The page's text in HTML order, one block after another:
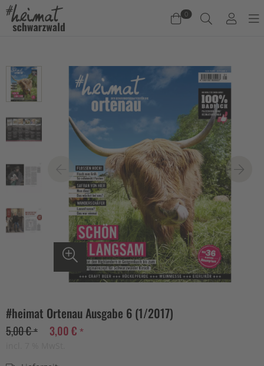
0
Es befinden sich keine Produkte im Warenkorb.
Jetzt einkaufen
#heimat Ortenau Ausgabe 6 (1/2017)
5,00 € * 3,00 € *